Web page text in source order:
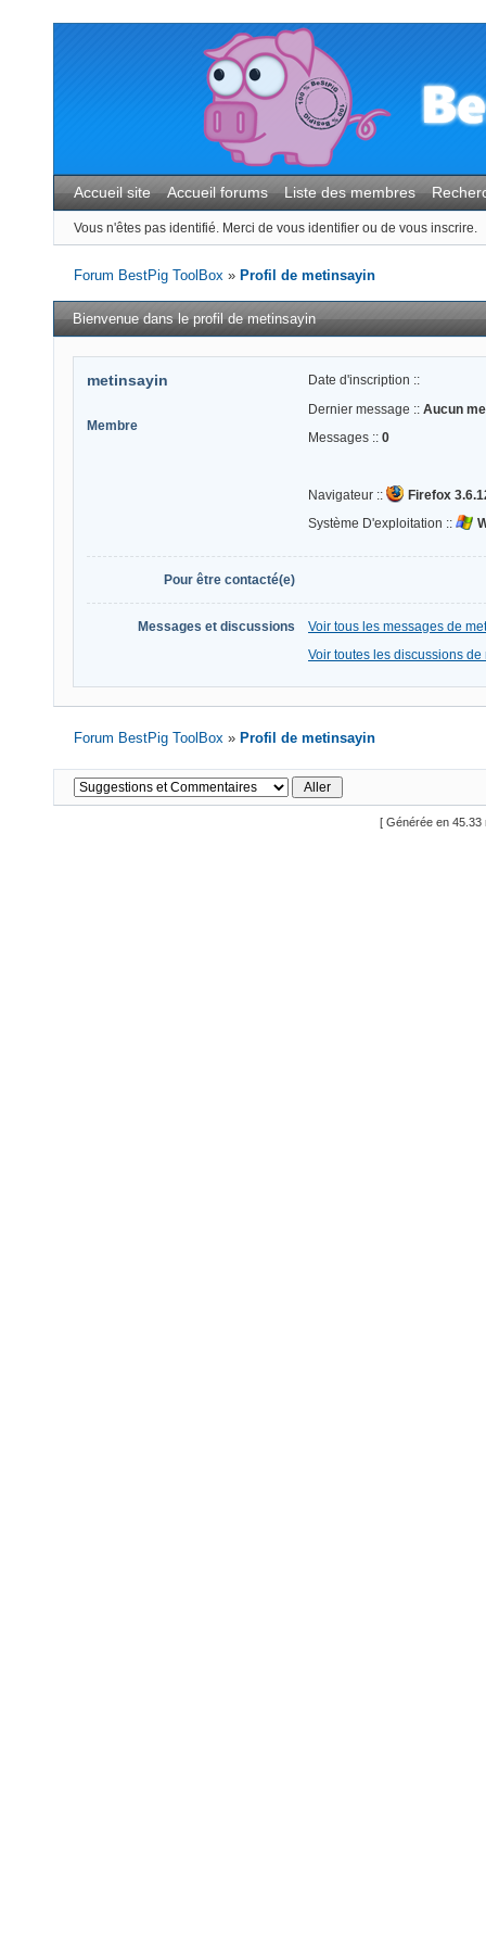
Accueil site Accueil forums Liste des membres
Vous n'êtes pas identifié. Merci de vous identifier ou de vous inscrire.
Forum BestPig ToolBox » Profil de metinsayin
Bienvenue dans le profil de metinsayin
metinsayin
Membre
Date d'inscription ::
Dernier message :: Aucun
Messages :: 0
Navigateur ::
Firefox
Système D'exploitation ::
Pour être contacté(e)
Messages et discussions
Voir tous les messages de
Voir toutes les discussions de
Forum BestPig ToolBox » Profil de metinsayin
[ Générée en